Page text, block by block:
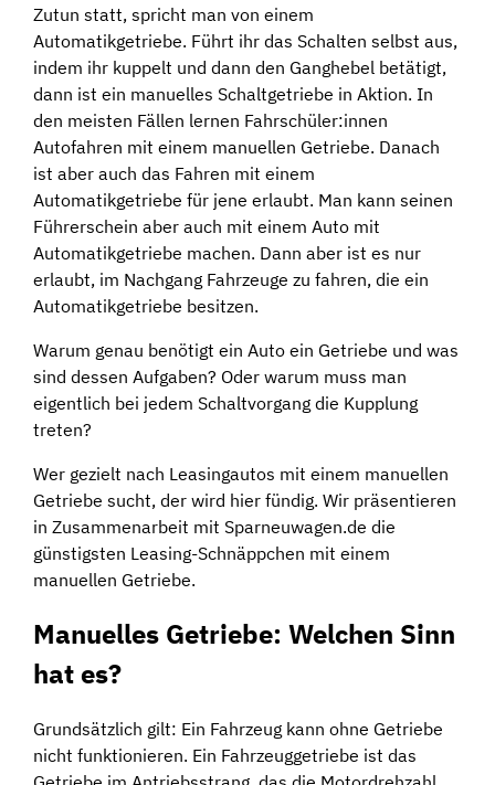
Zutun statt, spricht man von einem
Automatikgetriebe. Führt ihr das Schalten selbst aus,
indem ihr kuppelt und dann den Ganghebel betätigt,
dann ist ein manuelles Schaltgetriebe in Aktion. In
den meisten Fällen lernen Fahrschüler:innen
Autofahren mit einem manuellen Getriebe. Danach
ist aber auch das Fahren mit einem
Automatikgetriebe für jene erlaubt. Man kann seinen
Führerschein aber auch mit einem Auto mit
Automatikgetriebe machen. Dann aber ist es nur
erlaubt, im Nachgang Fahrzeuge zu fahren, die ein
Automatikgetriebe besitzen.
Warum genau benötigt ein Auto ein Getriebe und was
sind dessen Aufgaben? Oder warum muss man
eigentlich bei jedem Schaltvorgang die Kupplung
treten?
Wer gezielt nach Leasingautos mit einem manuellen
Getriebe sucht, der wird hier fündig. Wir präsentieren
in Zusammenarbeit mit Sparneuwagen.de die
günstigsten Leasing-Schnäppchen mit einem
manuellen Getriebe.
Manuelles Getriebe: Welchen Sinn
hat es?
Grundsätzlich gilt: Ein Fahrzeug kann ohne Getriebe
nicht funktionieren. Ein Fahrzeuggetriebe ist das